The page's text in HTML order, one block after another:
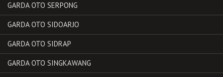
GARDA OTO SERPONG
GARDA OTO SIDOARJO
GARDA OTO SIDRAP
GARDA OTO SINGKAWANG